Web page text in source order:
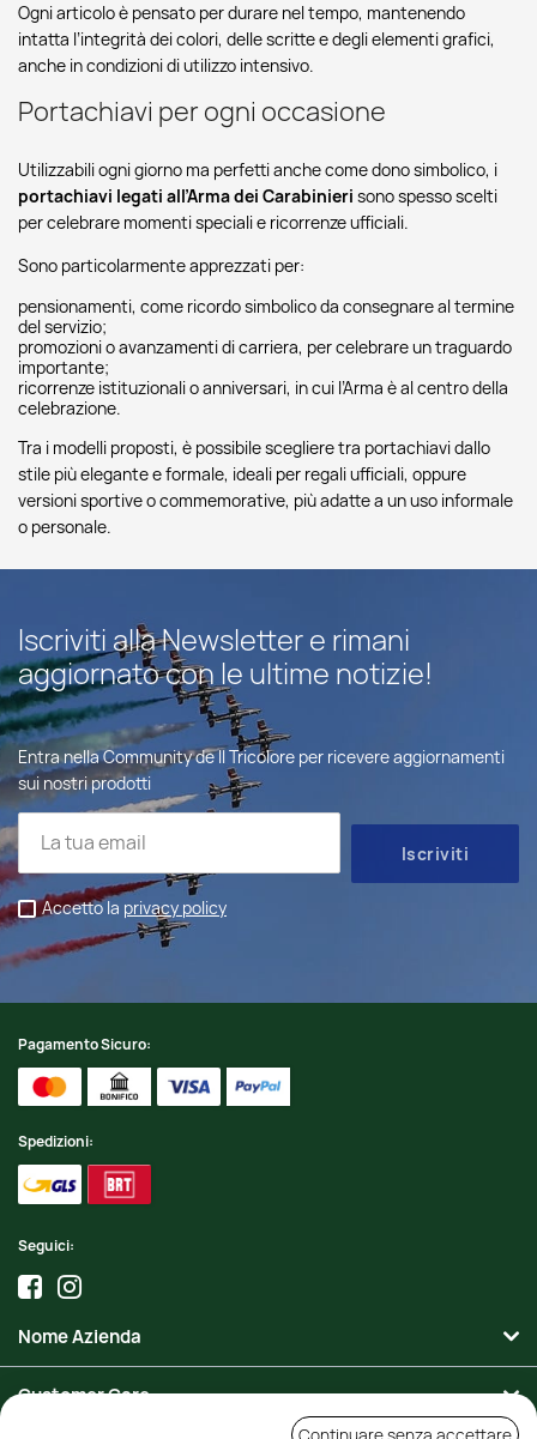
Ogni articolo è pensato per durare nel tempo, mantenendo
intatta l’integrità dei colori, delle scritte e degli elementi grafici,
anche in condizioni di utilizzo intensivo.
Portachiavi per ogni occasione
Utilizzabili ogni giorno ma perfetti anche come dono simbolico, i
portachiavi legati all’Arma dei Carabinieri sono spesso scelti
per celebrare momenti speciali e ricorrenze ufficiali.
Sono particolarmente apprezzati per:
pensionamenti, come ricordo simbolico da consegnare al termine
del servizio;
promozioni o avanzamenti di carriera, per celebrare un traguardo
importante;
ricorrenze istituzionali o anniversari, in cui l’Arma è al centro della
celebrazione.
Tra i modelli proposti, è possibile scegliere tra portachiavi dallo
stile più elegante e formale, ideali per regali ufficiali, oppure
versioni sportive o commemorative, più adatte a un uso informale
o personale.
Iscriviti alla Newsletter e rimani
aggiornato con le ultime notizie!
Entra nella Community de Il Tricolore per ricevere aggiornamenti
sui nostri prodotti
Accetto la privacy policy
Pagamento Sicuro:
Spedizioni:
Seguici:
Nome Azienda
Customer Care